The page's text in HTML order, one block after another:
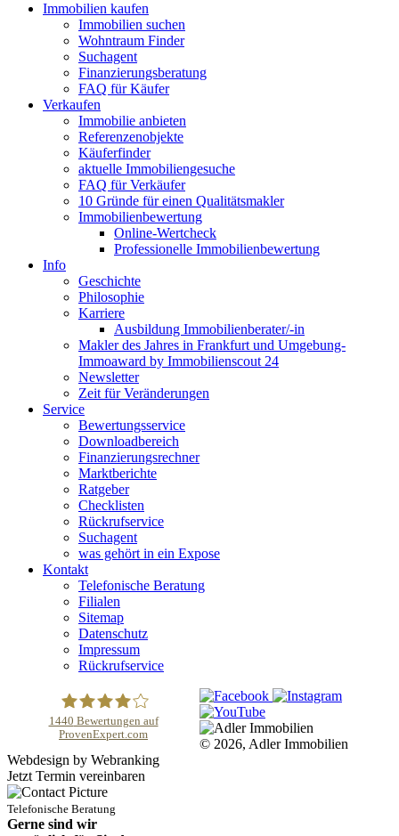
Immobilien kaufen
Immobilien suchen
Wohntraum Finder
Suchagent
Finanzierungsberatung
FAQ für Käufer
Verkaufen
Immobilie anbieten
Referenzenobjekte
Käuferfinder
aktuelle Immobiliengesuche
FAQ für Verkäufer
10 Gründe für einen Qualitätsmakler
Immobilienbewertung
Online-Wertcheck
Professionelle Immobilienbewertung
Info
Geschichte
Philosophie
Karriere
Ausbildung Immobilienberater/-in
Makler des Jahres in Frankfurt und Umgebung-
Immoaward by Immobilienscout 24
Newsletter
Zeit für Veränderungen
Service
Bewertungsservice
Downloadbereich
Finanzierungsrechner
Marktberichte
Ratgeber
Checklisten
Rückrufservice
Suchagent
was gehört in ein Expose
Kontakt
Telefonische Beratung
Filialen
Sitemap
Datenschutz
Impressum
Rückrufservice
Adler Immobilien
1440 Bewertungen auf
ProvenExpert.com
© 2026, Adler Immobilien
Webdesign by Webranking
Jetzt Termin vereinbaren
Telefonische Beratung
Gerne sind wir